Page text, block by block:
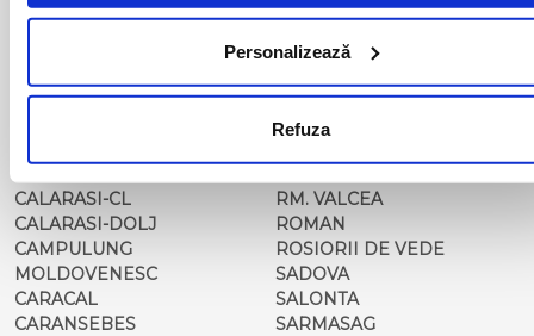
Personalizează
Refuza
BLAJ
BRASOV
CALARASI-CL
CALARASI-DOLJ
CAMPULUNG
MOLDOVENESC
CARACAL
CARANSEBES
PLOIESTI
PODARI
RADOVAN
RAST
RM. VALCEA
ROMAN
ROSIORII DE VEDE
SADOVA
SALONTA
SARMASAG